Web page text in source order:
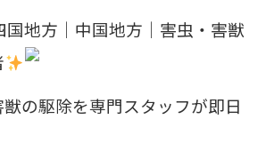
国地方｜中国地方｜害虫・害獣
の駆除を専門スタッフが即日